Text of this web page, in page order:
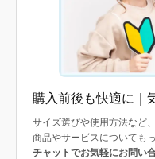
購入前後も快適に｜
サイズ選びや使用方法など
商品やサービスについても
チャットでお気軽にお問い